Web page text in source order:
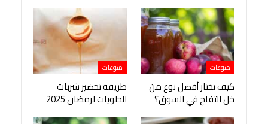
منوعات
كيف تختار أفضل نوع من
خل التفاح في السوق؟
منوعات
طريقة تحضير شربات
الحلويات لرمضان 2025